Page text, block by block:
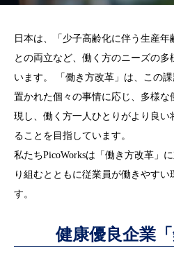
日本は、「少子高齢化に伴う生産
との両立など、働く方のニーズの
います。 「働き方改革」は、この
置かれた個々の事情に応じ、多様
現し、働く方一人ひとりがより良い
ることを目指しています。
私たちPicoWorksは「働き方改革」
り組むとともに従業員が働きやす
す。
健康優良企業「